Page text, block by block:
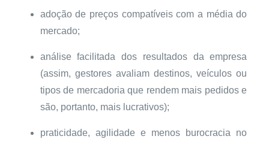
adoção de preços compatíveis com a média do
mercado;
análise facilitada dos resultados da empresa
(assim, gestores avaliam destinos, veículos ou
tipos de mercadoria que rendem mais pedidos e
são, portanto, mais lucrativos);
praticidade, agilidade e menos burocracia no